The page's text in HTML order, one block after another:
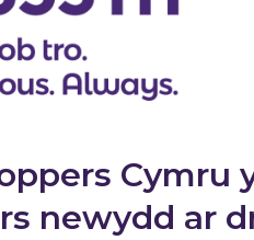
Cymru
newydd ar